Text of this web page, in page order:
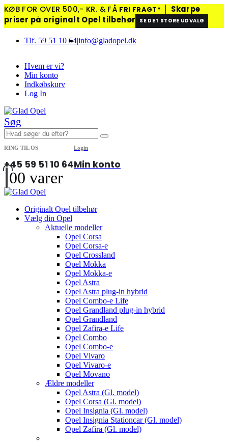
KØB FOR OVER 500,- KR. & FÅ FRI FRAGT*
Skarpe
priser på originalt Opel tilbehør
SE DET STORE UDVALG
Tlf. 59 51 10 64|info@gladopel.dk
Hvem er vi?
Min konto
Indkøbskurv
Log In
Søg
RING TIL OS
+45 59 51 10 64
Login
Min konto
00 varer
Originalt Opel tilbehør
Vælg din Opel
Aktuelle modeller
Opel Corsa
Opel Corsa-e
Opel Crossland
Opel Mokka
Opel Mokka-e
Opel Astra
Opel Astra plug-in hybrid
Opel Combo-e Life
Opel Grandland plug-in hybrid
Opel Grandland
Opel Zafira-e Life
Opel Combo
Opel Combo-e
Opel Vivaro
Opel Vivaro-e
Opel Movano
Ældre modeller
Opel Astra (Gl. model)
Opel Corsa (Gl. model)
Opel Insignia (Gl. model)
Opel Insignia Stationcar (Gl. model)
Opel Zafira (Gl. model)